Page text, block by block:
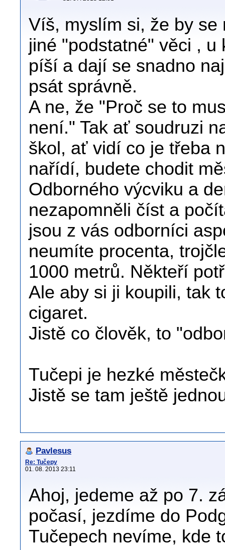
Víš, myslím si, že by se
jiné "podstatné" věci ,
píší a dají se snadno
psát správně.
A ne, že "Proč se to
není." Tak ať soudruzi
škol, ať vidí co je třeba
nařídí, budete chodit
Odborného výcviku a
nezapomněli číst a
jsou z vás odborníci
neumíte procenta,
1000 metrů. Někteří
Ale aby si ji koupili, tak
cigaret.
Jistě co člověk, to
Tučepi je hezké
Jistě se tam ještě
Pavlesus
Re: Tučepy
01. 08. 2013 23:11
Ahoj, jedeme až po 7.
počasí, jezdíme do
Tučepech nevíme, kde